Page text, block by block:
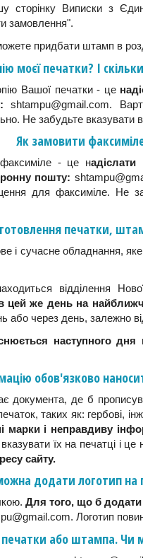
сторінку Виписки з
замовлення".
придбати штамп в
моєї печатки? І
Вашої печатки - це
shtampu@gmail.com.
Не забудьте
Як замовити
факсиміле - це н
пошту:
для факсиміле. Не
печатки,
і сучасне обладнання,
відділення
цей же день на
через день, залежно
наступного дня
обов'язково
де б
таких як: гербові,
марки і неправдиву
їх на печатці і
сайту.
додати логотип на
Для того, що б додати
Логотип
печатки або штампа. Чи